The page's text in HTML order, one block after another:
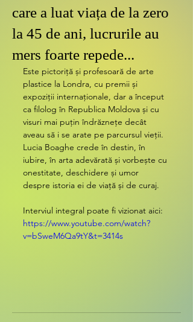
care a luat viața de la zero
la 45 de ani, lucrurile au
mers foarte repede...
Este pictoriță și profesoară de arte
plastice la Londra, cu premii și
expoziții internaționale, dar a început
ca filolog în Republica Moldova și cu
visuri mai puțin îndrăznețe decât
aveau să i se arate pe parcursul vieții.
Lucia Boaghe crede în destin, în
iubire, în arta adevărată și vorbește cu
onestitate, deschidere și umor
despre istoria ei de viață și de curaj.
Interviul integral poate fi vizionat aici:
https://www.youtube.com/watch?
v=bSweM6Qa9tY&t=3414s